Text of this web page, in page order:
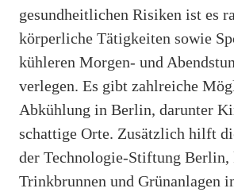
gesundheitlichen Risiken ist es
körperliche Tätigkeiten sowie
kühleren Morgen- und
verlegen. Es gibt zahlreiche
Abkühlung in Berlin, darunter
schattige Orte. Zusätzlich hilft
der Technologie-Stiftung Berlin,
Trinkbrunnen und Grünanlagen